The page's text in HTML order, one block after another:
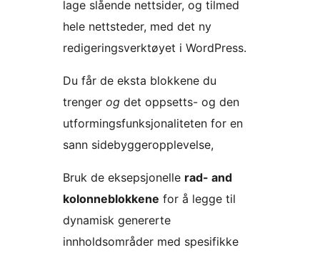
lage slående nettsider, og tilmed
hele nettsteder, med det ny
redigeringsverktøyet i WordPress.
Du får de eksta blokkene du
trenger og det oppsetts- og den
utformingsfunksjonaliteten for en
sann sidebyggeropplevelse,
Bruk de eksepsjonelle rad- and
kolonneblokkene for å legge til
dynamisk genererte
innholdsområder med spesifikke